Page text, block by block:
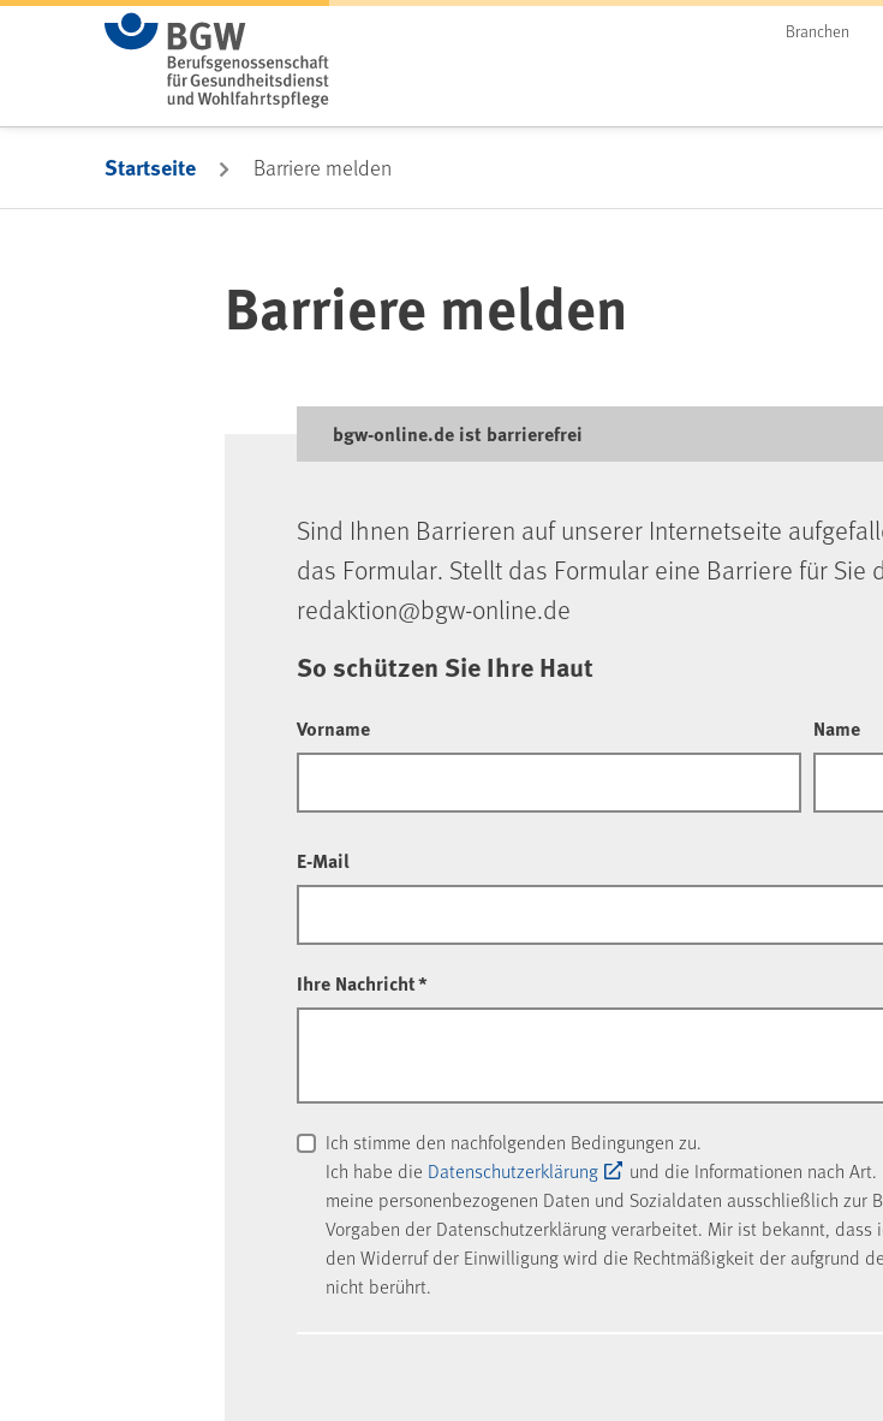
Zum Hauptinhalt springen Branchen
Startseite Barriere melden
Barriere melden
bgw-online.de ist barrierefrei
Sind Ihnen Barrieren auf unserer Internetseite
das Formular. Stellt das Formular eine Barriere für Sie
redaktion@bgw-online.de
So schützen Sie Ihre Haut
Vorname Name
E-Mail
Ihre Nachricht*
Ich stimme den nachfolgenden Bedingungen zu.
Ich habe die Datenschutzerklärung
und die Informationen nach
meine personenbezogenen Daten und Sozialdaten ausschließlich zur
Vorgaben der Datenschutzerklärung verarbeitet. Mir ist bekannt,
den Widerruf der Einwilligung wird die Rechtmäßigkeit der aufgrund
nicht berührt.